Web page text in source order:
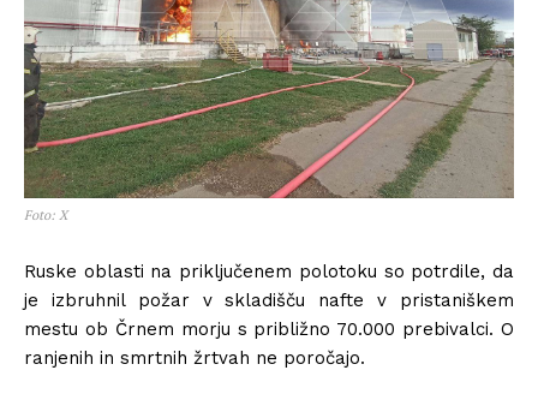
Foto: X
Ruske oblasti na priključenem polotoku so potrdile, da
je izbruhnil požar v skladišču nafte v pristaniškem
mestu ob Črnem morju s približno 70.000 prebivalci. O
ranjenih in smrtnih žrtvah ne poročajo.